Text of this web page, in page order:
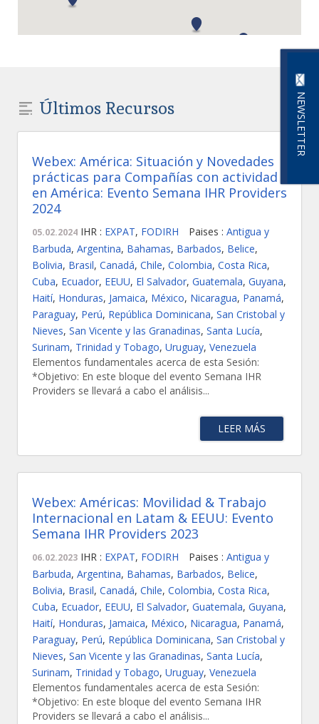
NEWSLETTER
Últimos Recursos
Webex: América: Situación y Novedades
prácticas para Compañías con actividad
en América: Evento Semana IHR Providers
2024
05.02.2024 IHR : EXPAT, FODIRH Paises : Antigua y
Barbuda, Argentina, Bahamas, Barbados, Belice,
Bolivia, Brasil, Canadá, Chile, Colombia, Costa Rica,
Cuba, Ecuador, EEUU, El Salvador, Guatemala, Guyana,
Haití, Honduras, Jamaica, México, Nicaragua, Panamá,
Paraguay, Perú, República Dominicana, San Cristobal y
Nieves, San Vicente y las Granadinas, Santa Lucía,
Surinam, Trinidad y Tobago, Uruguay, Venezuela
Elementos fundamentales acerca de esta Sesión:
*Objetivo: En este bloque del evento Semana IHR
Providers se llevará a cabo el análisis...
LEER MÁS
Webex: Américas: Movilidad & Trabajo
Internacional en Latam & EEUU: Evento
Semana IHR Providers 2023
06.02.2023 IHR : EXPAT, FODIRH Paises : Antigua y
Barbuda, Argentina, Bahamas, Barbados, Belice,
Bolivia, Brasil, Canadá, Chile, Colombia, Costa Rica,
Cuba, Ecuador, EEUU, El Salvador, Guatemala, Guyana,
Haití, Honduras, Jamaica, México, Nicaragua, Panamá,
Paraguay, Perú, República Dominicana, San Cristobal y
Nieves, San Vicente y las Granadinas, Santa Lucía,
Surinam, Trinidad y Tobago, Uruguay, Venezuela
Elementos fundamentales acerca de esta Sesión:
*Objetivo: En este bloque del evento Semana IHR
Providers se llevará a cabo el análisis...